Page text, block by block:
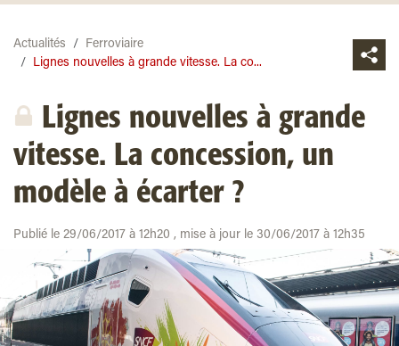
Actualités
Ferroviaire
Lignes nouvelles à grande vitesse. La co...
Lignes nouvelles à grande
vitesse. La concession, un
modèle à écarter ?
Publié le 29/06/2017 à 12h20 , mise à jour le 30/06/2017 à 12h35